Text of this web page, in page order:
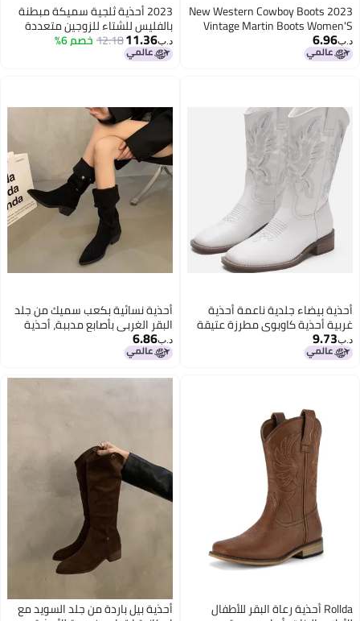
2023 New Western Cowboy Boots
Vintage Martin Boots Women'S
Net Red Pointed Toe Chunky Heel
Mid-Calf Knight Women'S Boots
د.ب‏6.96
2023 أحذية ثلجية سميكة مبطنة
بالفليس للشتاء للزوجين متعددة
الاستخدامات بنفس أسلوب
المشاهير على الإنترنت قفل درجة
د.ب‏11.36
12.18خصم 6%
أحذية بيضاء جلدية ناعمة أحذية
غربية أحذية كاوبوي مطرزة عتيقة
أحذية متوسطة للنساء مع تنورة
د.ب‏9.73
أحذية نسائية بكعب سميك من جلد
البقر الغربي بأصابع مدببة، أحذية
جديدة لربيع وخريف وصيف، أحذية
قصيرة بكعب عالٍ حتى منتصف
د.ب‏6.86
Rollda أحذية رعاة البقر للأطفال أحذية بيل باردة من جلد السويد مع